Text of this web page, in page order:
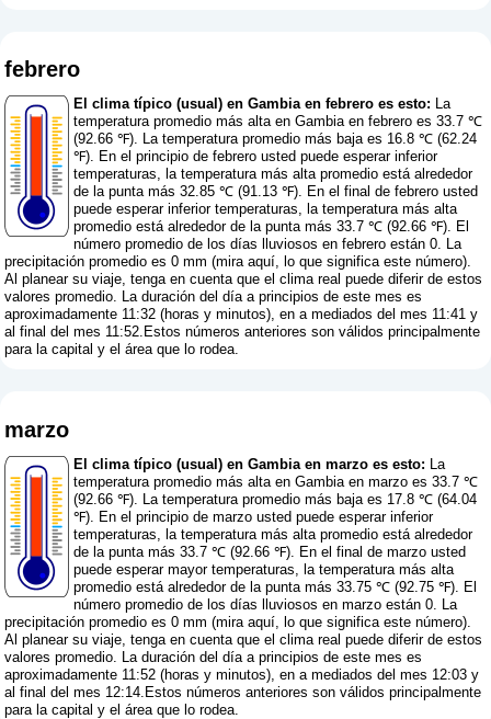
febrero
El clima típico (usual) en Gambia en febrero es esto: La
temperatura promedio más alta en Gambia en febrero es 33.7 ℃
(92.66 ℉). La temperatura promedio más baja es 16.8 ℃ (62.24
℉). En el principio de febrero usted puede esperar inferior
temperaturas, la temperatura más alta promedio está alrededor
de la punta más 32.85 ℃ (91.13 ℉). En el final de febrero usted
puede esperar inferior temperaturas, la temperatura más alta
promedio está alrededor de la punta más 33.7 ℃ (92.66 ℉). El
número promedio de los días lluviosos en febrero están 0. La
precipitación promedio es 0 mm (mira aquí, lo que significa este número).
Al planear su viaje, tenga en cuenta que el clima real puede diferir de estos
valores promedio. La duración del día a principios de este mes es
aproximadamente 11:32 (horas y minutos), en a mediados del mes 11:41 y
al final del mes 11:52.Estos números anteriores son válidos principalmente
para la capital y el área que lo rodea.
marzo
El clima típico (usual) en Gambia en marzo es esto: La
temperatura promedio más alta en Gambia en marzo es 33.7 ℃
(92.66 ℉). La temperatura promedio más baja es 17.8 ℃ (64.04
℉). En el principio de marzo usted puede esperar inferior
temperaturas, la temperatura más alta promedio está alrededor
de la punta más 33.7 ℃ (92.66 ℉). En el final de marzo usted
puede esperar mayor temperaturas, la temperatura más alta
promedio está alrededor de la punta más 33.75 ℃ (92.75 ℉). El
número promedio de los días lluviosos en marzo están 0. La
precipitación promedio es 0 mm (mira aquí, lo que significa este número).
Al planear su viaje, tenga en cuenta que el clima real puede diferir de estos
valores promedio. La duración del día a principios de este mes es
aproximadamente 11:52 (horas y minutos), en a mediados del mes 12:03 y
al final del mes 12:14.Estos números anteriores son válidos principalmente
para la capital y el área que lo rodea.